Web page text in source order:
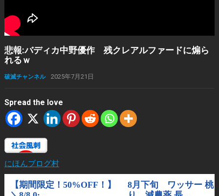
悲報:バディカ中野優作 残クレアルファードに煽ら
れるｗ
破滅チャンネル 2025年7月21日
Spread the love
にほんブログ村